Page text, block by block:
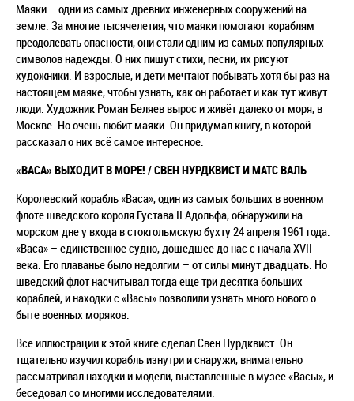
Маяки – одни из самых древних инженерных сооружений на
земле. За многие тысячелетия, что маяки помогают кораблям
преодолевать опасности, они стали одним из самых популярных
символов надежды. О них пишут стихи, песни, их рисуют
художники. И взрослые, и дети мечтают побывать хотя бы раз на
настоящем маяке, чтобы узнать, как он работает и как тут живут
люди. Художник Роман Беляев вырос и живёт далеко от моря, в
Москве. Но очень любит маяки. Он придумал книгу, в которой
рассказал о них всё самое интересное.
«ВАСА» ВЫХОДИТ В МОРЕ! / СВЕН НУРДКВИСТ И МАТС ВАЛЬ
Королевский корабль «Ваcа», один из самых больших в военном
флоте шведского короля Густава II Адольфа, обнаружили на
морском дне у входа в стокгольмскую бухту 24 апреля 1961 года.
«Васа» – единственное судно, дошедшее до нас с начала XVII
века. Его плаванье было недолгим – от силы минут двадцать. Но
шведский флот насчитывал тогда еще три десятка больших
кораблей, и находки с «Васы» позволили узнать много нового о
быте военных моряков.
Все иллюстрации к этой книге сделал Свен Нурдквист. Он
тщательно изучил корабль изнутри и снаружи, внимательно
рассматривал находки и модели, выставленные в музее «Васы», и
беседовал со многими исследователями.